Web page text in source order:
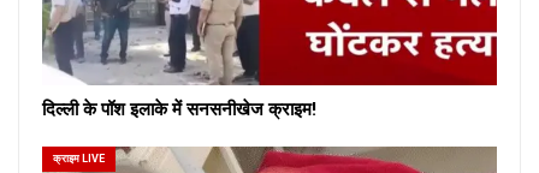
दिल्ली के पॉश इलाके में सनसनीखेज क्राइम!
क्राइम LIVE